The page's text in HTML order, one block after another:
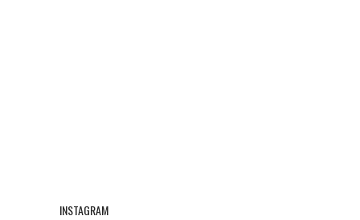
INSTAGRAM